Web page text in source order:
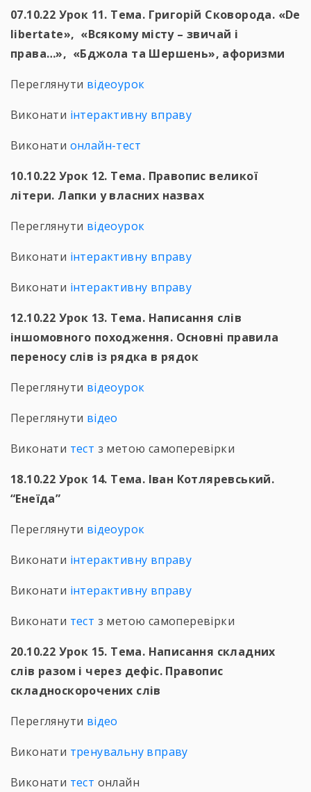
07.10.22 Урок 11. Тема. Григорій Сковорода. «De
libertate», «Всякому місту – звичай і
права…», «Бджола та Шершень», афоризми
Переглянути відеоурок
Виконати інтерактивну вправу
Виконати онлайн-тест
10.10.22 Урок 12. Тема. Правопис великої
літери. Лапки у власних назвах
Переглянути відеоурок
Виконати інтерактивну вправу
Виконати інтерактивну вправу
12.10.22 Урок 13. Тема. Написання слів
іншомовного походження. Основні правила
переносу слів із рядка в рядок
Переглянути відеоурок
Переглянути відео
Виконати тест з метою самоперевірки
18.10.22 Урок 14. Тема. Іван Котляревський.
“Енеїда”
Переглянути відеоурок
Виконати інтерактивну вправу
Виконати інтерактивну вправу
Виконати тест з метою самоперевірки
20.10.22 Урок 15. Тема. Написання складних
слів разом і через дефіс. Правопис
складноскорочених слів
Переглянути відео
Виконати тренувальну вправу
Виконати тест онлайн